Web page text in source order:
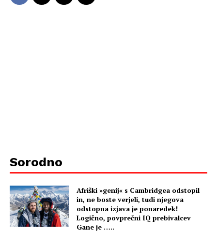
Sorodno
Afriški »genij« s Cambridgea odstopil
in, ne boste verjeli, tudi njegova
odstopna izjava je ponaredek!
Logično, povprečni IQ prebivalcev
Gane je …..